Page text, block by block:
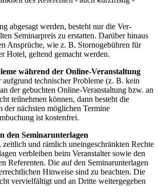
abgesagt werden, besteht nur die Ver­
Seminarpreis zu erstat­ten. Darüber hin­aus
Ansprüche, wie z. B. Stornoge­bühren für
Hotel, geltend gemacht wer­den.
während der Online-Veranstaltung
aufgrund technischer Probleme (z. B. kein
der gebuchten Online-Veranstaltung bzw. an
teilnehmen können, dann besteht die
nächsten möglichen Termine
ist kostenfrei.
den Seminarunterlagen
und rämlich uneingeschränkten Rechte
verbleiben beim Veranstalter sowie den
Referenten. Die auf den Seminarun­terlagen
Hinweise sind zu beach­ten. Die
vervielfältigt und an Dritte weitergegeben